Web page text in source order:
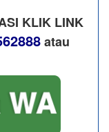
KLIK LINK
​ atau